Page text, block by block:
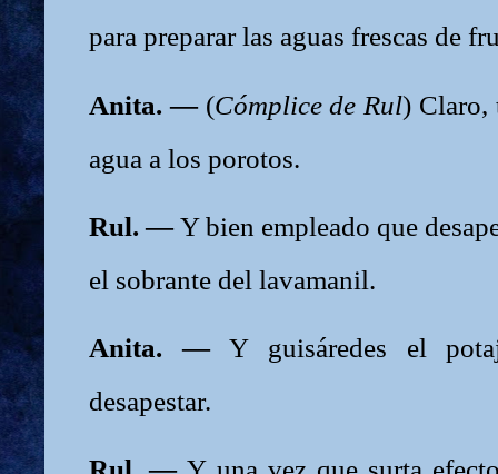
para preparar las aguas frescas de
Anita. — (Cómplice de Rul) Claro,
agua a los porotos.
Rul. —Y bien empleado que
el sobrante del lavamanil.
Anita. —Y guisáredes el
desapestar.